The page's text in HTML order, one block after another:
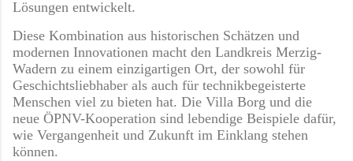
Lösungen entwickelt.
Diese Kombination aus historischen Schätzen und
modernen Innovationen macht den Landkreis Merzig-
Wadern zu einem einzigartigen Ort, der sowohl für
Geschichtsliebhaber als auch für technikbegeisterte
Menschen viel zu bieten hat. Die Villa Borg und die
neue ÖPNV-Kooperation sind lebendige Beispiele dafür,
wie Vergangenheit und Zukunft im Einklang stehen
können.